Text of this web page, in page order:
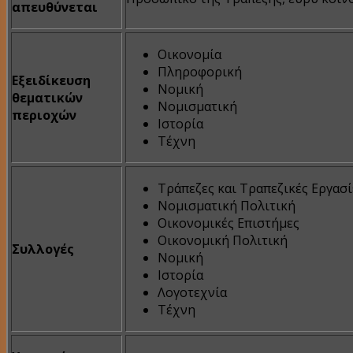
απευθύνεται
Εξειδίκευση
θεματικών
περιοχών
Οικονομία
Πληροφορική
Νομική
Νομισματική
Ιστορία
Τέχνη
Συλλογές
Τράπεζες και Τραπεζικές
Νομισματική Πολιτική
Οικονομικές Επιστήμες
Οικονομική Πολιτική
Νομική
Ιστορία
Λογοτεχνία
Τέχνη